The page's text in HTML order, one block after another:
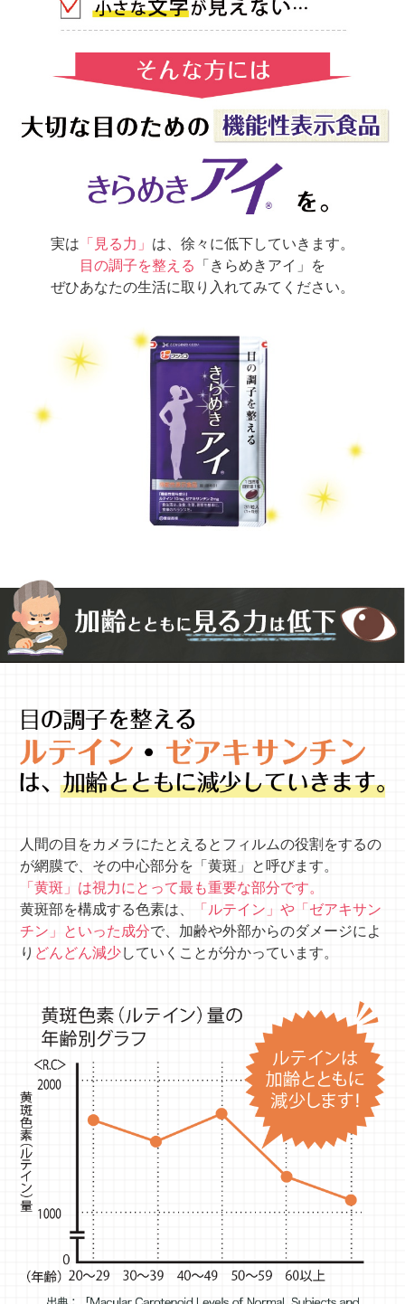
実は 「見る力」 は、徐々に低下していきます。
目の調子を整える
「きらめきアイ」を
ぜひあなたの生活に取り入れてみてください。
人間の目をカメラにたとえるとフィルムの役割をするの
が網膜で、その中心部分を「黄斑」と呼びます。
「黄斑」は視力にとって最も重要な部分です。
黄斑部を構成する色素は、
「ルテイン」や「ゼアキサン
チン」といった成分で、加齢や外部からのダメージによ
り どんどん減少していくことが分かっています。